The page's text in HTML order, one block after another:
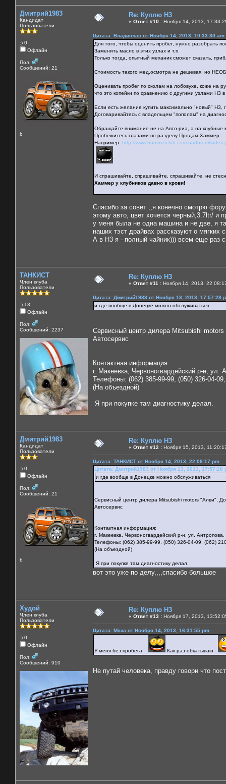
Дмитрий1983
Кандидат
Пользователи
:) 0
Офлайн
Пол:
Сообщений: 21
b
Re: Куплю H3
« Ответ #10 : Ноября 14, 2013,
Цитата: Владислав от Ноября 14, 2013, 10:33:30 am
Для того, чтобы оценить пробег, нужно разобрать
Заменить масло в этих узлах и т.п.
Только тогда, опытный механик сможет сказать,
Стоимость такого мед.осмотра не дешевая, но
Оценивать пробег по сколам на лобовухе, коже на
что это копейки по сравнению с другими узлами Н3
Если есть желание купить максимально "новый" Н3,
Договаривайтесь с владельцем "пополам" на
Обращайте внимание не на Авто-риа, а на
Пробежитесь глазами по разделу Продам Хаммер.
Например: http://www.hummerclub.com.ua/forum/
И спрашивайте, спрашивайте, спрашивайте, не
Хаммер у клубников давно в крови!
Cпасибо за совет ,,я конечно смотрю
этому авто, цвет хочется черный,3.7ltr/ и
у меня была не одна машина и не две, я
наших тэст драйвах рассказуют о
А в H3 я - полный чайник))) всем еще раз
ТАНКИСТ
Член клуба
Пользователи
:) 13
Офлайн
Пол:
Сообщений: 2237
Re: Куплю H3
« Ответ #11 : Ноября 14, 2013,
Цитата: Дмитрий1983 от Ноября 13, 2013, 17:57:28
и где вообще в Донецке можно обслуживаться
Сервисный центр дилера Mitsubishi
Автосервис
Контактная информация:
г. Макеевка, Червоногвардейский р-н, ул.
Телефоны: (062) 385-99-99, (050) 326-04-
(На объездной)
Я при покупке там диагностику делал.
Дмитрий1983
Кандидат
Пользователи
:) 0
Офлайн
Пол:
Сообщений: 21
b
Re: Куплю H3
« Ответ #12 : Ноября 15, 2013,
Цитата: ТАНКИСТ от Ноября 14, 2013, 22:08:17 pm
Цитата: Дмитрий1983 от Ноября 13, 2013, 17:57:28
и где вообще в Донецке можно обслуживаться
Сервисный центр дилера Mitsubishi motors "Алви",
Автосервис
Контактная информация:
г. Макеевка, Червоногвардейский р-н, ул. Антропова,
Телефоны: (062) 385-99-99, (050) 326-04-09, (062)
(На объездной)
Я при покупке там диагностику делал.
вот это уже по делу,,,,спасибо большое
Худой
Член клуба
Пользователи
:) 0
Офлайн
Пол:
Сообщений: 910
Re: Куплю H3
« Ответ #13 : Ноября 17, 2013,
Цитата: Міша от Ноября 14, 2013, 16:31:55 pm
У меня без пробега Как раз обкатываю
Не путай человека, правду говори что